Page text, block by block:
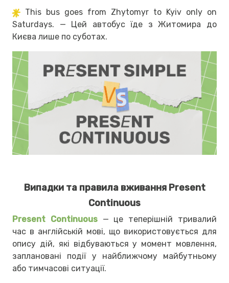
This bus goes from Zhytomyr to Kyiv only on
Saturdays. — Цей автобус їде з Житомира до
Києва лише по суботах.
Випадки та правила вживання Present
Continuous
Present Continuous— це теперішній тривалий
час в англійській мові, що використовується для
опису дій, які відбуваються у момент мовлення,
заплановані події у найближчому майбутньому
або тимчасові ситуації.